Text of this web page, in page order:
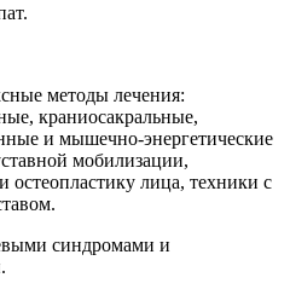
методы лечения:
краниосакральные,
и мышечно-энергетические
мобилизации,
лица, техники с
синдромами и